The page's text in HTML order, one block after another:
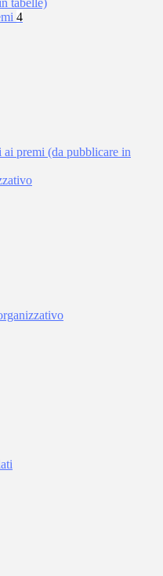
tabelle)
4
premi (da pubblicare in